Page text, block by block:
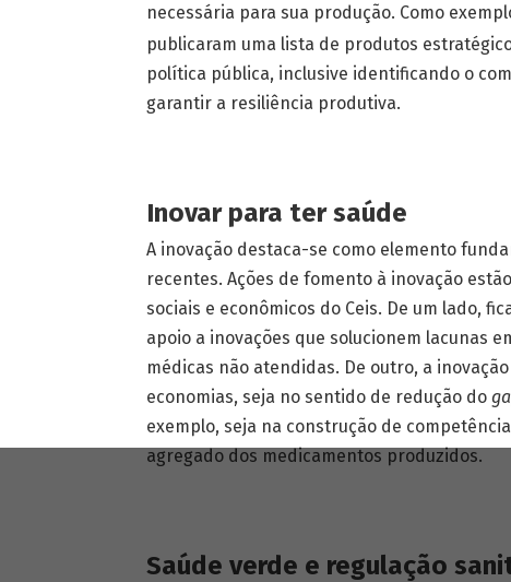
necessária para sua produção. Como
publicaram uma lista de produtos
política pública, inclusive identificando o
garantir a resiliência produtiva.
Inovar para ter saúde
A inovação destaca-se como elemento
recentes. Ações de fomento à inovação
sociais e econômicos do Ceis. De um lado,
apoio a inovações que solucionem lacunas
médicas não atendidas. De outro, a
economias, seja no sentido de redução do
exemplo, seja na construção de
agregado dos medicamentos produzidos.
Saúde verde e regulação